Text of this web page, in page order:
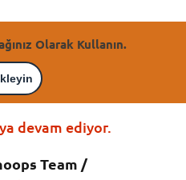
Olarak Kullanın.
devam ediyor.
Team /